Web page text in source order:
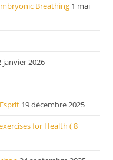
Breathing 1 mai
janvier 2026
19 décembre 2025
for Health ( 8